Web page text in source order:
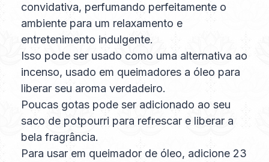
convidativa, perfumando perfeitamente o
ambiente para um relaxamento e
entretenimento indulgente.
Isso pode ser usado como uma alternativa ao
incenso, usado em queimadores a óleo para
liberar seu aroma verdadeiro.
Poucas gotas pode ser adicionado ao seu
saco de potpourri para refrescar e liberar a
bela fragrância.
Para usar em queimador de óleo, adicione 23